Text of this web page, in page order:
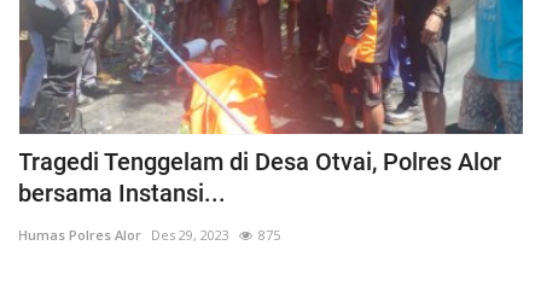
Tragedi Tenggelam di Desa Otvai, Polres Alor
bersama Instansi...
Humas Polres Alor Des 29, 2023 875